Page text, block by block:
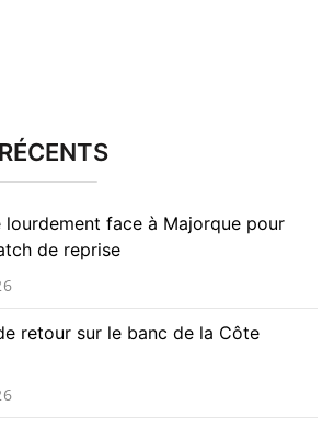
lourdement face à Majorque pour
de reprise
retour sur le banc de la Côte